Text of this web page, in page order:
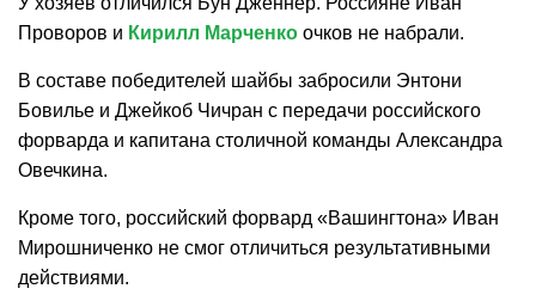
Проворов и Кирилл Марченко очков не набрали.
В составе победителей шайбы забросили Энтони
Бовилье и Джейкоб Чичран с передачи российского
форварда и капитана столичной команды Александра
Овечкина.
Кроме того, российский форвард «Вашингтона» Иван
Мирошниченко не смог отличиться результативными
действиями.